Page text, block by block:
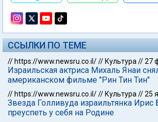
ССЫЛКИ ПО ТЕМЕ
// https://www.newsru.co.il/// Культура //27
Израильская актриса Михаль Янаи
американском фильме "Рин Тин Тин"
// https://www.newsru.co.il/// Культура //25
Звезда Голливуда израильтянка Ирис
преуспеть у себя на Родине